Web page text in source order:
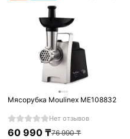
Мясорубка Moulinex ME108832
Нет отзывов
60 990 ₸76 990₸